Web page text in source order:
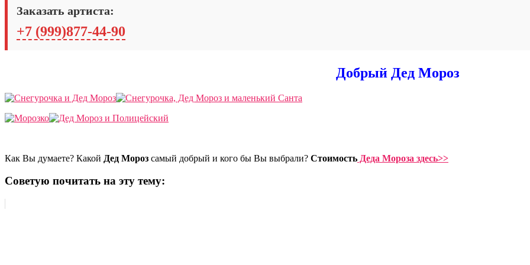
Заказать артиста:
+7 (999)877-44-90
Добрый Дед Мороз
Как Вы думаете? Какой Дед Мороз самый добрый и кого бы Вы выбрали? Стоимость Деда Мороза здесь>>
Советую почитать на эту тему: